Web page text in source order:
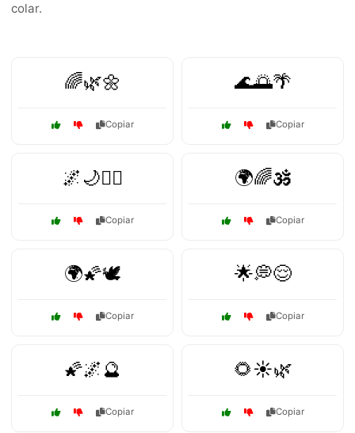
colar.
🌈🌿🌼
Copiar
🌊🌅🌴
Copiar
🌌🌙🧘‍♂️
Copiar
🌍🌈🕉️
Copiar
🌍🌠🕊️
Copiar
🌟💭😌
Copiar
🌠🌌🔮
Copiar
🌻☀️🌿
Copiar